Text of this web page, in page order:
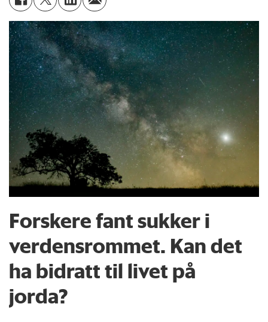
Forskere fant sukker i
verdensrommet. Kan det
ha bidratt til livet på
jorda?